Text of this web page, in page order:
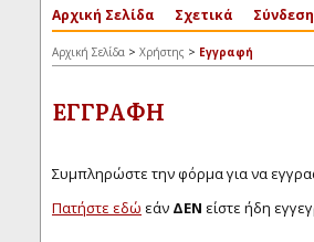
Αρχική Σελίδα Σχετικά Σύνδεση
Αρχική Σελίδα > Χρήστης > Εγγραφή
ΕΓΓΡΑΦΉ
Συμπληρώστε την φόρμα για να
Πατήστε εδώ εάν ΔΕΝ είστε ήδη